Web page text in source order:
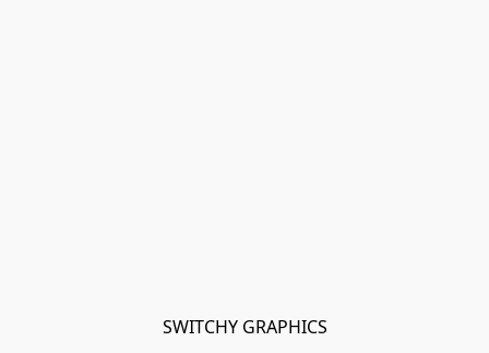
SWITCHY GRAPHICS